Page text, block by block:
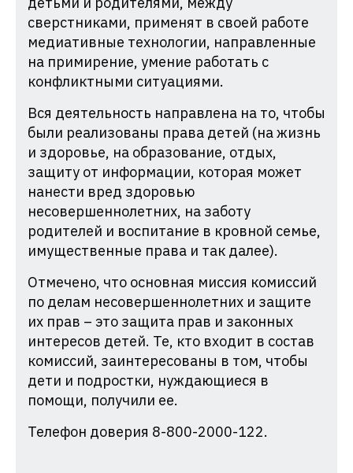
сверстниками, применят в своей работе
медиативные технологии, направленные
на примирение, умение работать с
конфликтными ситуациями.
Вся деятельность направлена на то, чтобы
были реализованы права детей (на жизнь
и здоровье, на образование, отдых,
защиту от информации, которая может
нанести вред здоровью
несовершеннолетних, на заботу
родителей и воспитание в кровной семье,
имущественные права и так далее).
Отмечено, что основная миссия комиссий
по делам несовершеннолетних и защите
их прав – это защита прав и законных
интересов детей. Те, кто входит в состав
комиссий, заинтересованы в том, чтобы
дети и подростки, нуждающиеся в
помощи, получили ее.
Телефон доверия 8-800-2000-122.